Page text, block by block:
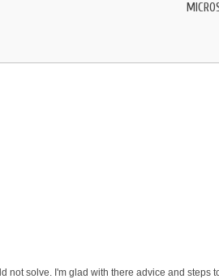
solve. I'm glad with there advice and steps